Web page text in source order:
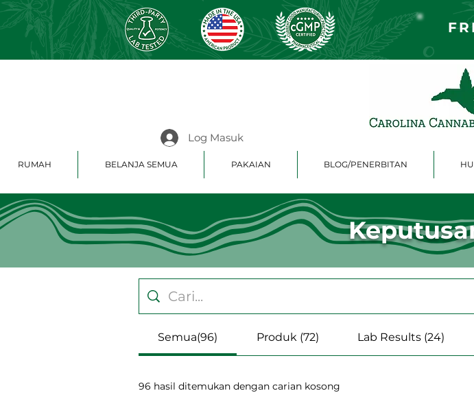
Log Masuk
RUMAH BELANJA SEMUA PAKAIAN BLOG/PENERBITAN
Semua(96) Produk (72) Lab Results (24)
96 hasil ditemukan dengan carian kosong